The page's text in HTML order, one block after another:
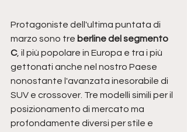
Protagoniste dell'ultima puntata di
marzo sono tre berline del segmento
C, il più popolare in Europa e tra i più
gettonati anche nel nostro Paese
nonostante l'avanzata inesorabile di
SUV e crossover. Tre modelli simili per il
posizionamento di mercato ma
profondamente diversi per stile e